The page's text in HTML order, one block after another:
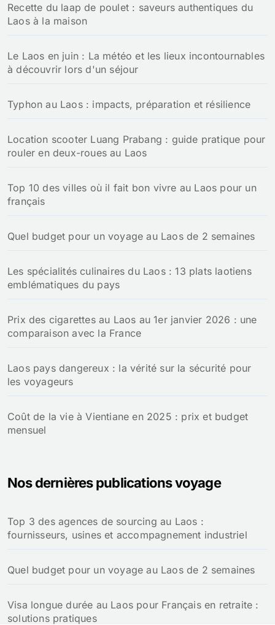
e
r
Recette du laap de poulet : saveurs authentiques du
Laos à la maison
Le Laos en juin : La météo et les lieux incontournables
à découvrir lors d'un séjour
Typhon au Laos : impacts, préparation et résilience
Location scooter Luang Prabang : guide pratique pour
rouler en deux-roues au Laos
Top 10 des villes où il fait bon vivre au Laos pour un
français
Quel budget pour un voyage au Laos de 2 semaines
Les spécialités culinaires du Laos : 13 plats laotiens
emblématiques du pays
Prix des cigarettes au Laos au 1er janvier 2026 : une
comparaison avec la France
Laos pays dangereux : la vérité sur la sécurité pour
les voyageurs
Coût de la vie à Vientiane en 2025 : prix et budget
mensuel
Nos dernières publications voyage
Top 3 des agences de sourcing au Laos :
fournisseurs, usines et accompagnement industriel
Quel budget pour un voyage au Laos de 2 semaines
Visa longue durée au Laos pour Français en retraite :
solutions pratiques